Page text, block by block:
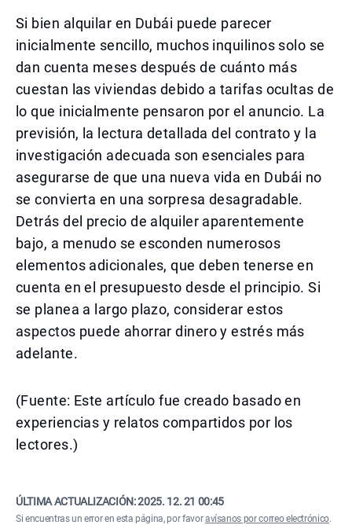
Si bien alquilar en Dubái puede parecer
inicialmente sencillo, muchos inquilinos solo se
dan cuenta meses después de cuánto más
cuestan las viviendas debido a tarifas ocultas de
lo que inicialmente pensaron por el anuncio. La
previsión, la lectura detallada del contrato y la
investigación adecuada son esenciales para
asegurarse de que una nueva vida en Dubái no
se convierta en una sorpresa desagradable.
Detrás del precio de alquiler aparentemente
bajo, a menudo se esconden numerosos
elementos adicionales, que deben tenerse en
cuenta en el presupuesto desde el principio. Si
se planea a largo plazo, considerar estos
aspectos puede ahorrar dinero y estrés más
adelante.
(Fuente: Este artículo fue creado basado en
experiencias y relatos compartidos por los
lectores.)
ÚLTIMA ACTUALIZACIÓN:2025. 12. 21 00:45
Si encuentras un error en esta página, por favoravísanos por correo electrónico.